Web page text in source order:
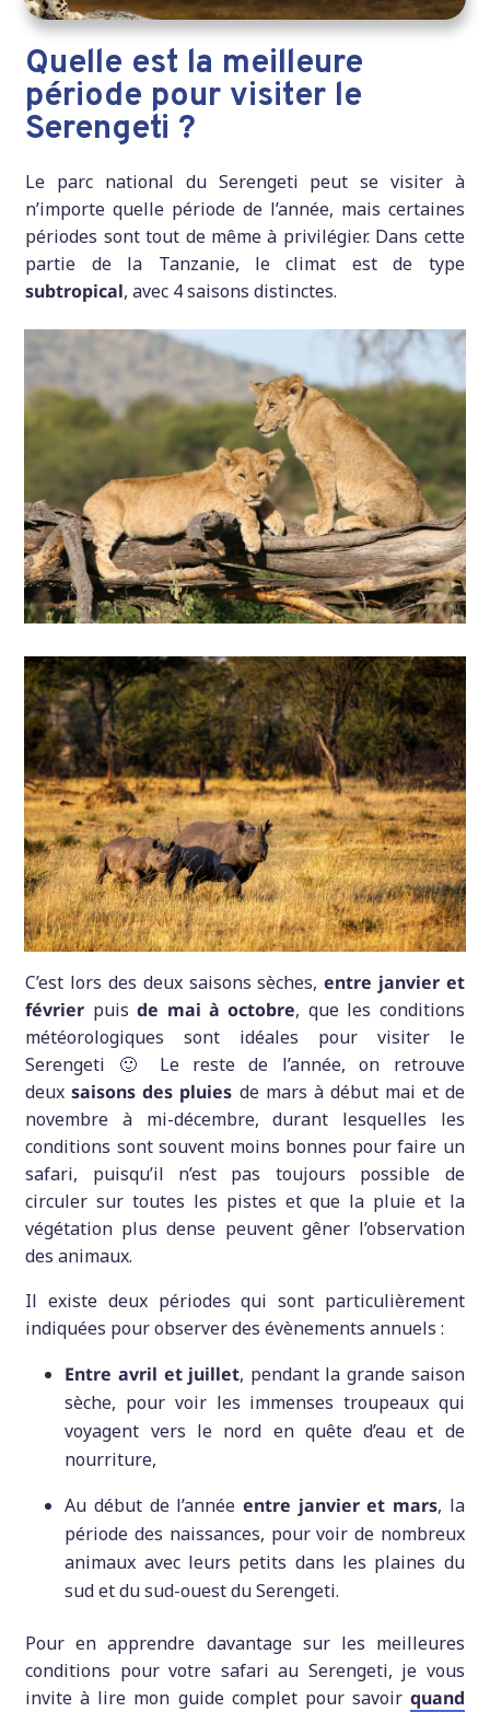
Quelle est la meilleure
période pour visiter le
Serengeti ?
Le parc national du Serengeti peut se visiter à
n’importe quelle période de l’année, mais certaines
périodes sont tout de même à privilégier. Dans cette
partie de la Tanzanie, le climat est de type
subtropical, avec 4 saisons distinctes.
C’est lors des deux saisons sèches,entre janvier et
février puisde mai à octobre, que les conditions
météorologiques sont idéales pour visiter le
Serengeti 🙂 Le reste de l’année, on retrouve
deuxsaisons des pluies de mars à début mai et de
novembre à mi-décembre, durant lesquelles les
conditions sont souvent moins bonnes pour faire un
safari, puisqu’il n’est pas toujours possible de
circuler sur toutes les pistes et que la pluie et la
végétation plus dense peuvent gêner l’observation
des animaux.
Il existe deux périodes qui sont particulièrement
indiquées pour observer des évènements annuels :
Entre avril et juillet, pendant la grande saison
sèche, pour voir les immenses troupeaux qui
voyagent vers le nord en quête d’eau et de
nourriture,
Au début de l’année entre janvier et mars, la
période des naissances, pour voir de nombreux
animaux avec leurs petits dans les plaines du
sud et du sud-ouest du Serengeti.
Pour en apprendre davantage sur les meilleures
conditions pour votre safari au Serengeti, je vous
invite à lire mon guide complet pour savoir quand